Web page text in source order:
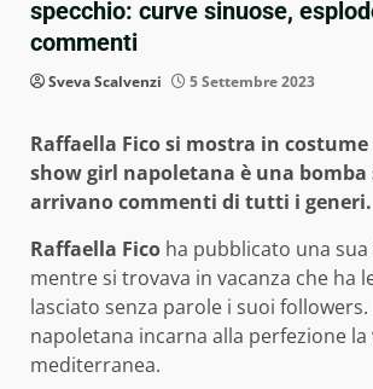
specchio: curve sinuose,
commenti
Sveva Scalvenzi 5 Settembre 2023
Raffaella Fico si mostra in
show girl napoletana è una bomba
arrivano commenti di tutti i generi.
Raffaella Fico ha pubblicato una
mentre si trovava in vacanza che ha
lasciato senza parole i suoi followers.
napoletana incarna alla perfezione la
mediterranea.